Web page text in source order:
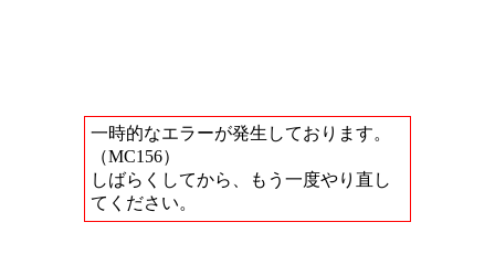
一時的なエラーが発生しております。
（MC156）
しばらくしてから、もう一度やり直し
てください。